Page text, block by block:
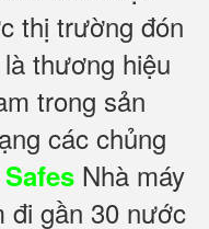
thị trường đón
là thương hiệu
trong sản
các chủng
Nhà máy
đi gần 30 nước